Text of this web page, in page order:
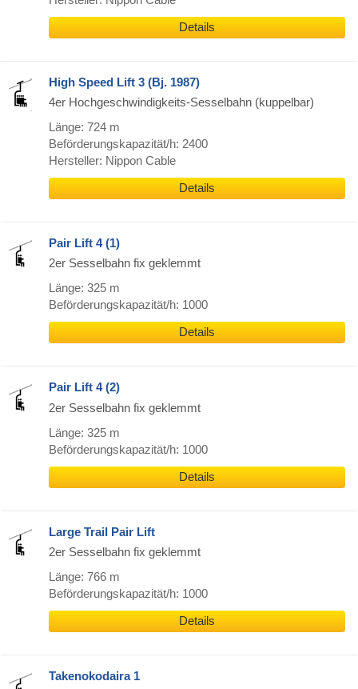
Details
High Speed Lift 3 (Bj. 1987)
4er Hochgeschwindigkeits-Sesselbahn (kuppelbar)
Länge: 724 m
Beförderungskapazität/h: 2400
Hersteller: Nippon Cable
Details
Pair Lift 4 (1)
2er Sesselbahn fix geklemmt
Länge: 325 m
Beförderungskapazität/h: 1000
Details
Pair Lift 4 (2)
2er Sesselbahn fix geklemmt
Länge: 325 m
Beförderungskapazität/h: 1000
Details
Large Trail Pair Lift
2er Sesselbahn fix geklemmt
Länge: 766 m
Beförderungskapazität/h: 1000
Details
Takenokodaira 1